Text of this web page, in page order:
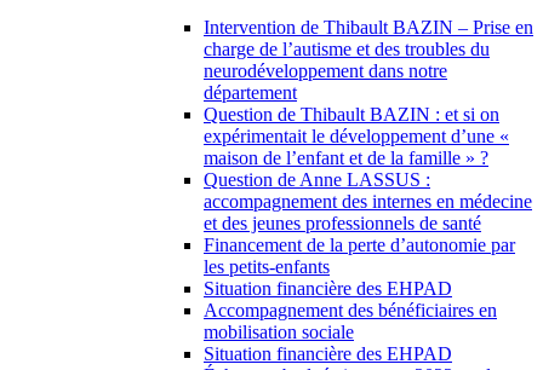
Intervention de Thibault BAZIN – Prise en
charge de l’autisme et des troubles du
neurodéveloppement dans notre
département
Question de Thibault BAZIN : et si on
expérimentait le développement d’une «
maison de l’enfant et de la famille » ?
Question de Anne LASSUS :
accompagnement des internes en médecine
et des jeunes professionnels de santé
Financement de la perte d’autonomie par
les petits-enfants
Situation financière des EHPAD
Accompagnement des bénéficiaires en
mobilisation sociale
Situation financière des EHPAD